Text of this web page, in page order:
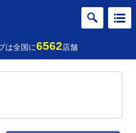
は全国に6562店舗